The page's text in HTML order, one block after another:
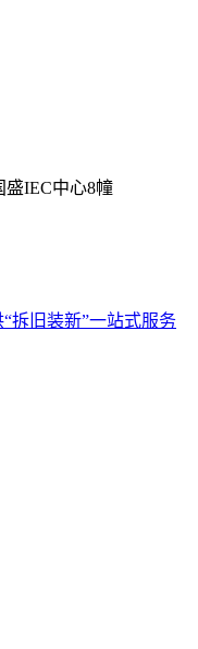
盛IEC中心8幢
拆旧装新”一站式服务